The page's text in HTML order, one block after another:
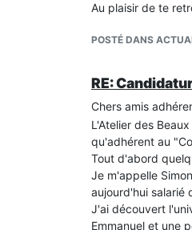
Au plaisir de te
POSTÉ DANS
RE:
Chers amis
L'Atelier des
qu'adhérent au
Tout d'abord
Je m'appelle
aujourd'hui salarié
J'ai découvert
Emmanuel et une